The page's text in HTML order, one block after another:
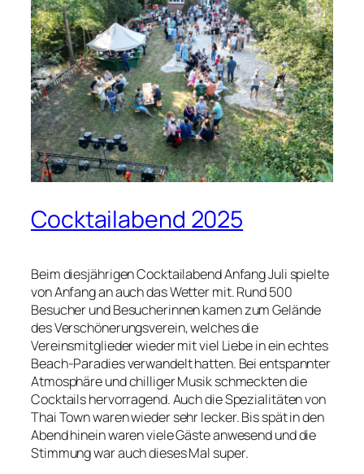
Cocktailabend 2025
Beim diesjährigen Cocktailabend Anfang Juli spielte
von Anfang an auch das Wetter mit. Rund 500
Besucher und Besucherinnen kamen zum Gelände
des Verschönerungsverein, welches die
Vereinsmitglieder wieder mit viel Liebe in ein echtes
Beach-Paradies verwandelt hatten. Bei entspannter
Atmosphäre und chilliger Musik schmeckten die
Cocktails hervorragend. Auch die Spezialitäten von
Thai Town waren wieder sehr lecker. Bis spät in den
Abend hinein waren viele Gäste anwesend und die
Stimmung war auch dieses Mal super.